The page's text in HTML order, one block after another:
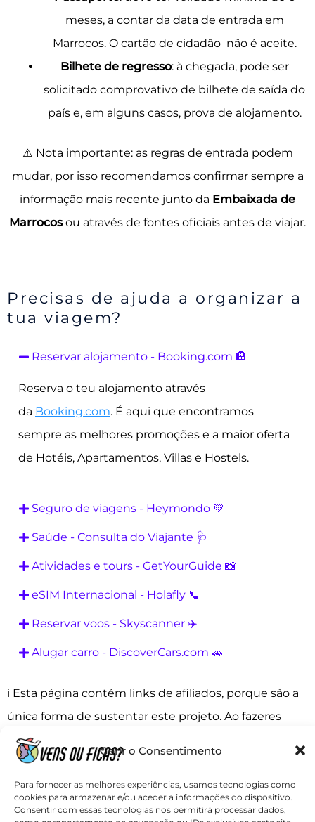
Gerir o Consentimento
Para fornecer as melhores experiências, usamos tecnologias como
cookies para armazenar e/ou aceder a informações do dispositivo.
Consentir com essas tecnologias nos permitirá processar dados,
meses, a contar da data de entrada em
Marrocos. O cartão de cidadão não é aceite.
Bilhete de regresso: à chegada, pode ser
solicitado comprovativo de bilhete de saída do
país e, em alguns casos, prova de alojamento.
⚠️ Nota importante: as regras de entrada podem
mudar, por isso recomendamos confirmar sempre a
informação mais recente junto da Embaixada de
Marrocosou através de fontes oficiais antes de viajar.
Precisas de ajuda a organizar a
tua viagem?
Reservar alojamento - Booking.com 🏨
Reserva o teu alojamento através
da Booking.com. É aqui que encontramos
sempre as melhores promoções e a maior oferta
de Hotéis, Apartamentos, Villas e Hostels.
Seguro de viagens - Heymondo 💚
Saúde - Consulta do Viajante 🩺
Atividades e tours - GetYourGuide 📸
eSIM Internacional - Holafly 📞
Reservar voos - Skyscanner ✈️
Alugar carro - DiscoverCars.com 🚗
ℹ️ Esta página contém links de afiliados, porque são a
única forma de sustentar este projeto. Ao fazeres
reservas através destes links, nós recebemos uma
pequena comissão. Não pagas mais por fazê-lo e
ainda tens descontos com os nossos códigos.
Obrigado pela tua visita e contribuição!